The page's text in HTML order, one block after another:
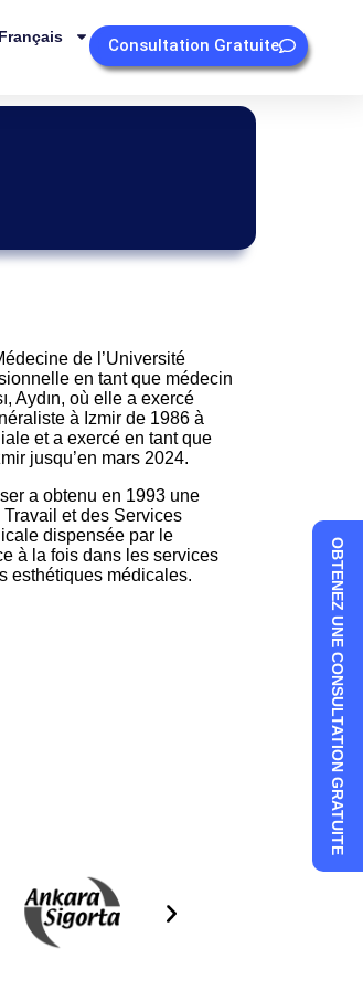
Français Consultation Gratuite
de l’Université
en tant que médecin
Aydın, où elle a exercé
à Izmir de 1986 à
et a exercé en tant que
jusqu’en mars 2024.
a obtenu en 1993 une
et des Services
dispensée par le
à la fois dans les services
esthétiques médicales.
OBTENEZ UNE CONSULTATION GRATUITE